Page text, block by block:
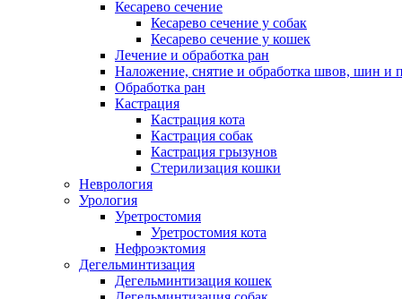
Кесарево сечение
Кесарево сечение у собак
Кесарево сечение у кошек
Лечение и обработка ран
Наложение, снятие и обработка швов, шин и
Обработка ран
Кастрация
Кастрация кота
Кастрация собак
Кастрация грызунов
Стерилизация кошки
Неврология
Урология
Уретростомия
Уретростомия кота
Нефроэктомия
Дегельминтизация
Дегельминтизация кошек